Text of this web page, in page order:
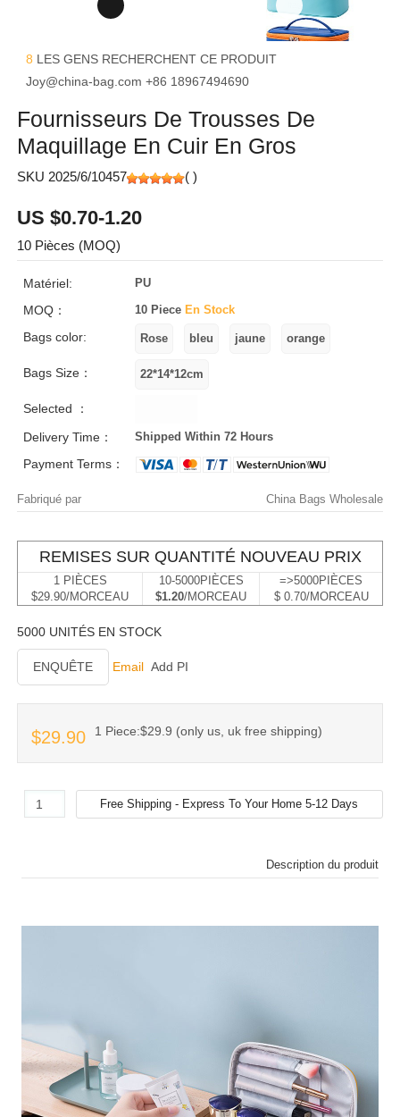
8 LES GENS RECHERCHENT CE PRODUIT
Joy@china-bag.com +86 18967494690
Fournisseurs De Trousses De
Maquillage En Cuir En Gros
SKU 2025/6/10457 ( )
US $0.70-1.20
10 Pièces (MOQ)
Matériel: PU
MOQ： 10 Piece En Stock
Bags color:
Bags Size：
Selected ：
Delivery Time：
Shipped Within 72 Hours
Payment Terms：
Fabriqué par China Bags Wholesale
REMISES SUR QUANTITÉ NOUVEAU PRIX
1 PIÈCES
$29.90/MORCEAU
10-5000PIÈCES
$1.20/MORCEAU
=>5000PIÈCES
$ 0.70/MORCEAU
5000 UNITÉS EN STOCK
ENQUÊTE Email Add PI
$29.90 1 Piece:$29.9 (only us, uk free shipping)
Description du produit